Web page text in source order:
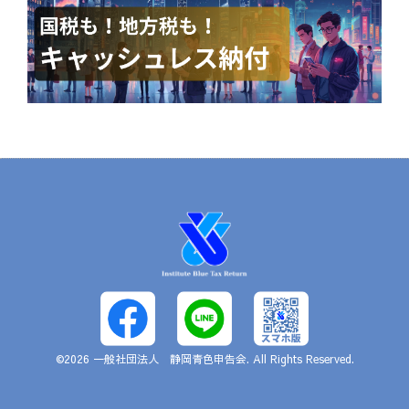
©2026 一般社団法人 静岡青色申告会. All Rights Reserved.